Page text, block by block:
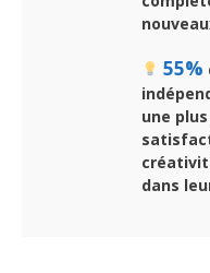
55%
une
dans